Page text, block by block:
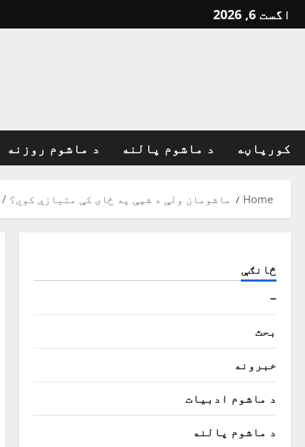
Skip
to
اگست 6, 2026
کورپاڼه د ماشوم پالنه د ماشوم روزنه
Home ماشومان ولې د شپې په ځای کې متیازې کوي؟ /
څانګې
–
بحث
خبرونه
د ماشوم ادبیات
د ماشوم پالنه